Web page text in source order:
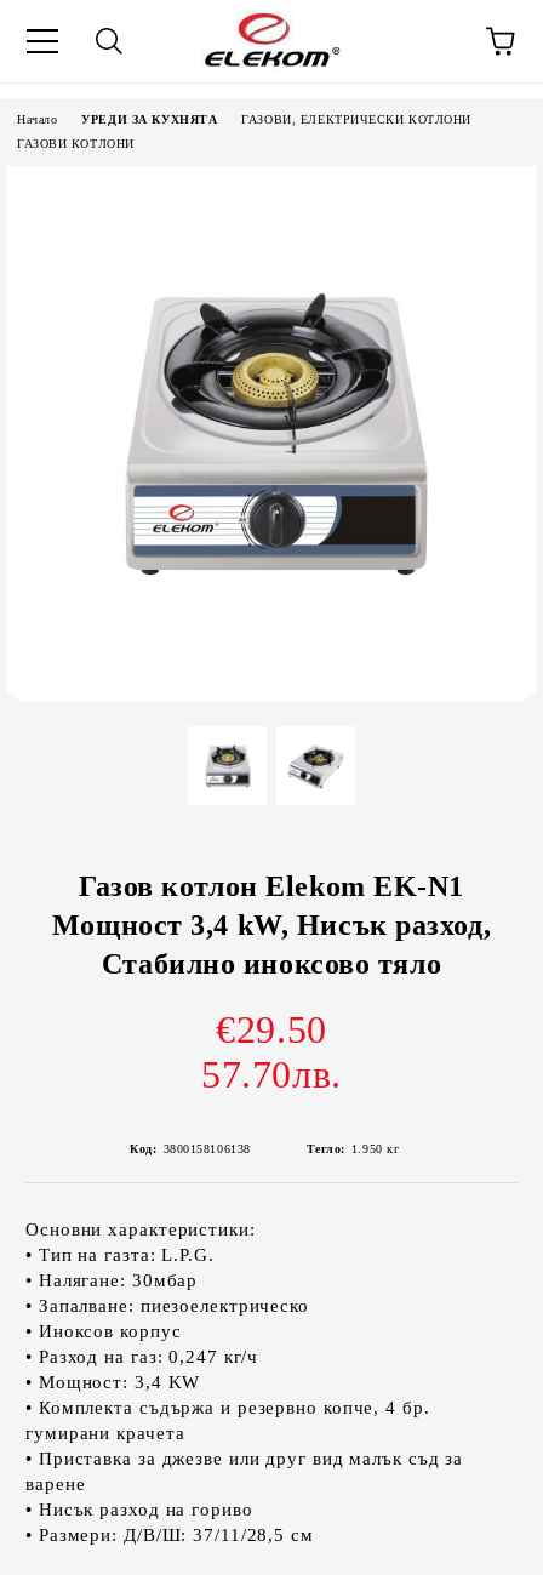
Начало УРЕДИ ЗА КУХНЯТА
ГАЗОВИ, ЕЛЕКТРИЧЕСКИ КОТЛОНИ
ГАЗОВИ КОТЛОНИ
Газов котлон Elekom EK-N1
Мощност 3,4 kW, Нисък разход,
Стабилно иноксово тяло
€29.50
57.70лв.
Код: 3800158106138 Тегло: 1.950 кг
Основни характеристики:
• Тип на газта: L.P.G.
• Налягане: 30мбар
• Запалване: пиезоелектрическо
• Иноксов корпус
• Разход на газ: 0,247 кг/ч
• Мощност: 3,4 KW
• Комплекта съдържа и резервно копче, 4 бр.
гумирани крачета
• Приставка за джезве или друг вид малък съд за
варене
• Нисък разход на гориво
• Размери: Д/В/Ш: 37/11/28,5 см